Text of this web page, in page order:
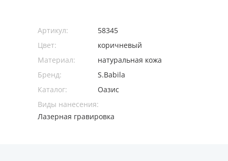
Артикул:
58345
Цвет:
коричневый
Материал:
натуральная кожа
Бренд:
S.Babila
Каталог:
Оазис
Виды нанесения:
Лазерная гравировка